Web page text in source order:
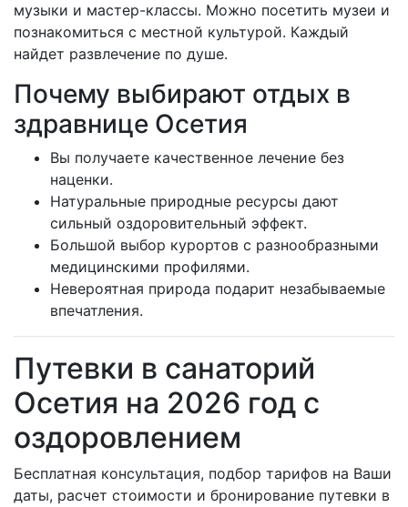
музыки и мастер-классы. Можно посетить музеи и
познакомиться с местной культурой. Каждый
найдет развлечение по душе.
Почему выбирают отдых в
здравнице Осетия
Вы получаете качественное лечение без
наценки.
Натуральные природные ресурсы дают
сильный оздоровительный эффект.
Большой выбор курортов с разнообразными
медицинскими профилями.
Невероятная природа подарит незабываемые
впечатления.
Путевки в санаторий
Осетия на 2026 год с
оздоровлением
Бесплатная консультация, подбор тарифов на Ваши
даты, расчет стоимости и бронирование путевки в